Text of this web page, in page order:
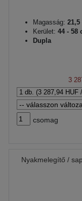
Magasság: 21,5
Kerület: 44 - 58
Dupla
3
csomag
Nyakmelegítő /